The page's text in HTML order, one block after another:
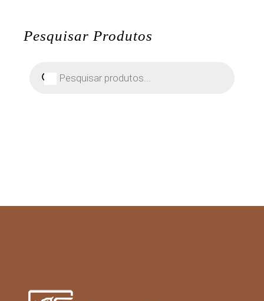
Pesquisar Produtos
produtos